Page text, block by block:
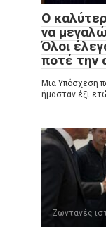
Ο
να
Όλοι
ποτέ την
Μια Υπόσχεση
ήμασταν έξι
Ζωντανές